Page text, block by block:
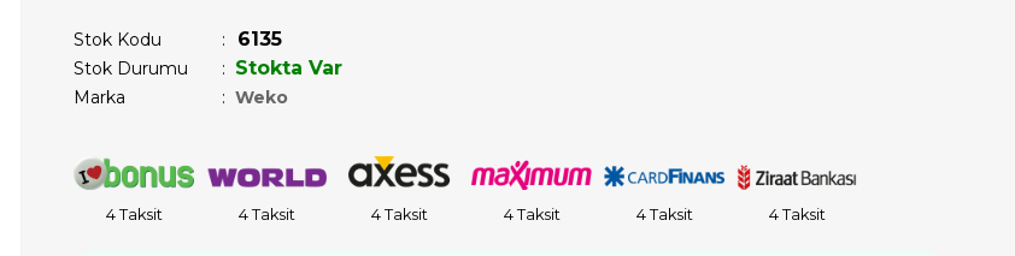
Stok Kodu 6135
Stok Durumu : Stokta Var
Marka : Weko
4 Taksit 4 Taksit 4 Taksit 4 Taksit 4 Taksit 4 Taksit